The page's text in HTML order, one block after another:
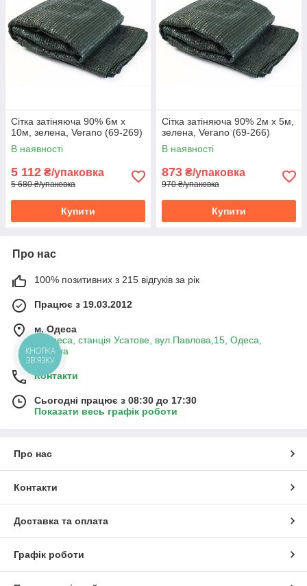
Сітка затіняюча 90% 6м х
10м, зелена, Verano (69-269)
В наявності
5 112 ₴/упаковка
5 680 ₴/упаковка
Купити
Сітка затіняюча 90% 2м х 5м,
зелена, Verano (69-266)
В наявності
873 ₴/упаковка
970 ₴/упаковка
Купити
Про нас
100% позитивних з 215 відгуків за рік
Працює з 19.03.2012
м. Одеса
м.Одеса, станція Усатове, вул.Павлова,15, Одеса,
Україна
Контакти
Сьогодні працює з 08:30 до 17:30
Показати весь графік роботи
Про нас
Контакти
Доставка та оплата
Графік роботи
КНОПКА
ЗВ'ЯЗКУ